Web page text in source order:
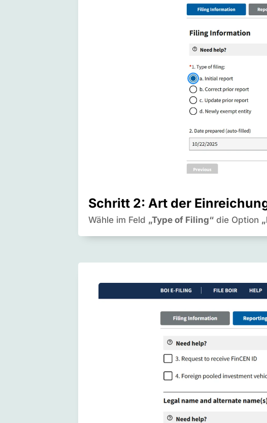
Schritt 2: Art der
Wähle im Feld „Type of Filing“ die Option